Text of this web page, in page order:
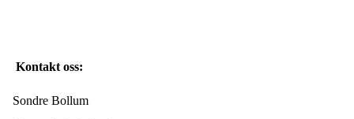
Kontakt oss:
Sondre Bollum